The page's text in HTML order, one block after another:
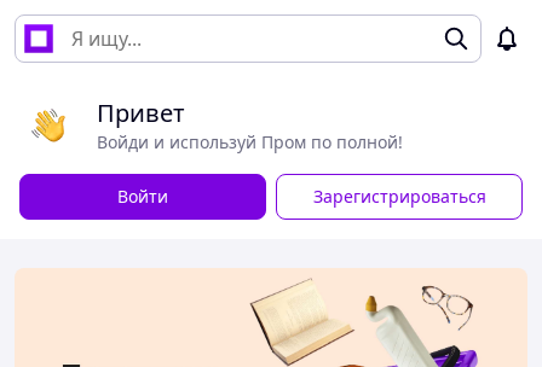
Привет
Войди и используй Пром по полной!
Войти Зарегистрироваться